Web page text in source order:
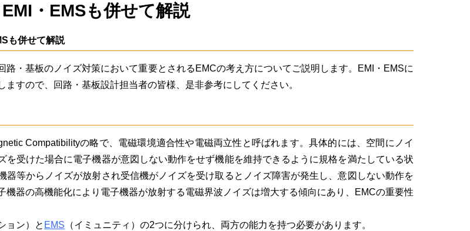
・EMSも併せて解説
も併せて解説
路・基板のノイズ対策において重要とされるEMCの考え方についてご説明します。EMI・EMSに
ますので、回路・基板設計担当者の皆様、是非参考にしてください。
Compatibilityの略で、電磁環境適合性や電磁両立性と呼ばれます。具体的には、空間にノイ
を受けた場合に電子機器が意図しない動作をせず機能を維持できるように規格を満たしている状
器等からノイズが放射され受信機がノイズを受け取るとノイズ障害が発生し、意図しない動作を
機器の高機能化により電子機器が放射する電磁界波ノイズは増大する傾向にあり、EMCの重要性
ョン）と EMS （イミュニティ）の2つに分けられ、両方の能力を持つ必要があります。